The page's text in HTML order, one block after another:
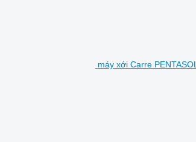
máy xới Carre PENTASOL